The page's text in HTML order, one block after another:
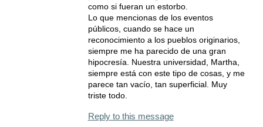
como si fueran un estorbo.
Lo que mencionas de los eventos
públicos, cuando se hace un
reconocimiento a los pueblos originarios,
siempre me ha parecido de una gran
hipocresía. Nuestra universidad, Martha,
siempre está con este tipo de cosas, y me
parece tan vacío, tan superficial. Muy
triste todo.
Reply to this message